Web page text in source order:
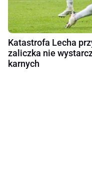
Katastrofa Lecha
zaliczka nie
karnych